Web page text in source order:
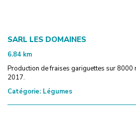
SARL LES DOMAINES
6.84 km
Production de fraises gariguettes sur 8000
2017.
Catégorie: Légumes